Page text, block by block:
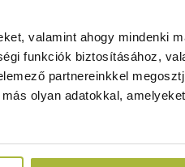
valamint ahogy mindenki
funkciók biztosításához,
partnereinkkel
olyan adatokkal,
900x700x(H)1055 mm -
HENDI 232880
Raktáron
Ft+ ÁFA)